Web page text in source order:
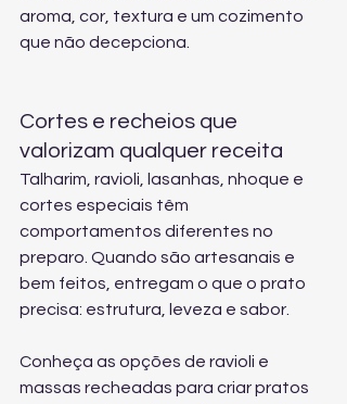
aroma, cor, textura e um cozimento
que não decepciona.
Cortes e recheios que
valorizam qualquer receita
Talharim, ravioli, lasanhas, nhoque e
cortes especiais têm
comportamentos diferentes no
preparo. Quando são artesanais e
bem feitos, entregam o que o prato
precisa: estrutura, leveza e sabor.
Conheça as opções de ravioli e
massas recheadas para criar pratos